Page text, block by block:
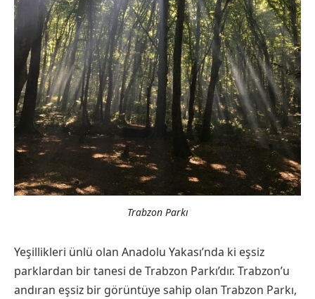
Trabzon Parkı
Yeşillikleri ünlü olan Anadolu Yakası’nda ki eşsiz
parklardan bir tanesi de Trabzon Parkı’dır. Trabzon’u
andıran eşsiz bir görüntüye sahip olan Trabzon Parkı,